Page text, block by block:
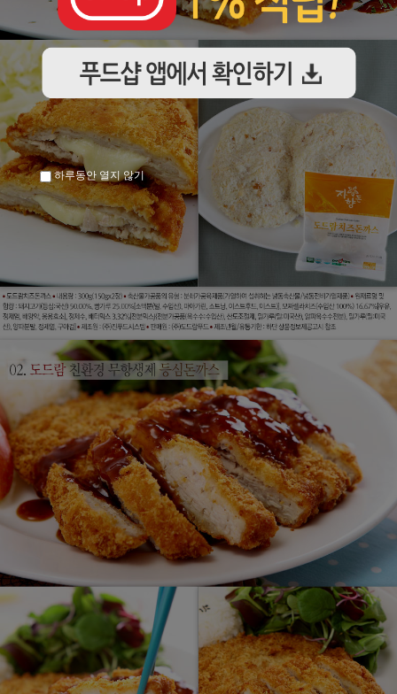
하루동안 열지 않기